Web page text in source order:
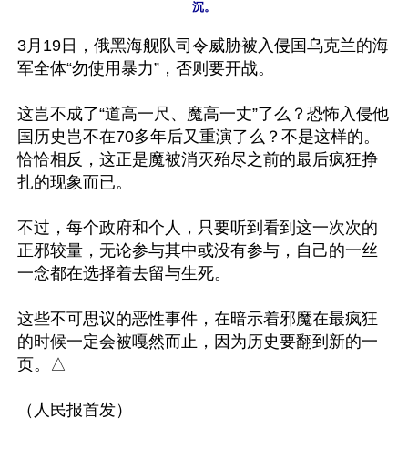
沉。
3月19日，俄黑海舰队司令威胁被入侵国乌克兰的海
军全体“勿使用暴力”，否则要开战。
这岂不成了“道高一尺、魔高一丈”了么？恐怖入侵他
国历史岂不在70多年后又重演了么？不是这样的。
恰恰相反，这正是魔被消灭殆尽之前的最后疯狂挣
扎的现象而已。
不过，每个政府和个人，只要听到看到这一次次的
正邪较量，无论参与其中或没有参与，自己的一丝
一念都在选择着去留与生死。
这些不可思议的恶性事件，在暗示着邪魔在最疯狂
的时候一定会被嘎然而止，因为历史要翻到新的一
页。△